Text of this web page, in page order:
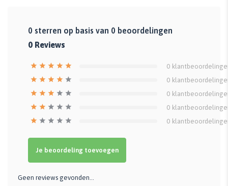
0 sterren op basis van 0 beoordelingen
0 Reviews
0
0
0
0
0
Je beoordeling toevoegen
Geen reviews gevonden...